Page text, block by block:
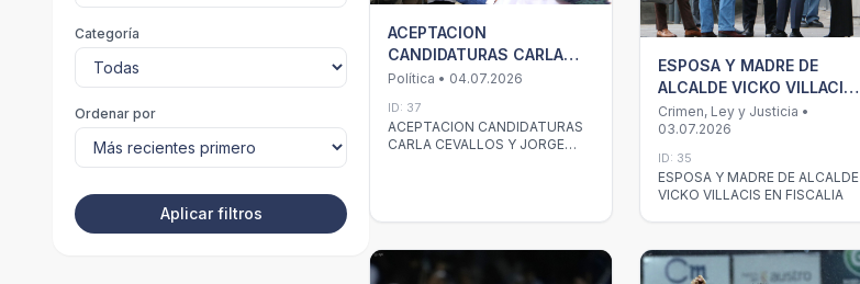
Categoría
Ordenar por
Aplicar filtros
ACEPTACION
CANDIDATURAS CARLA
CEVALLOS Y JORGE
Política • 04.07.2026
ID: 37
ACEPTACION CANDIDATURAS
CARLA CEVALLOS Y JORGE
ESPOSA Y MADRE DE
ALCALDE VICKO VILLACIS
EN FISCALIA
Crimen, Ley y Justicia •
03.07.2026
ID: 35
ESPOSA Y MADRE DE ALCALDE
VICKO VILLACIS EN FISCALIA